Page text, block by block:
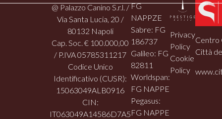
@ Palazzo Canino S.r.l. /
Via Santa Lucia, 20 /
80132 Napoli
Cap. Soc. € 100.000,00
/ P.IVA 05785311217
Codice Unico
Identificativo (CUSR):
15063049ALB0916
CIN:
IT063049A14586D7A5
FG
NAPPZE
Sabre: FG
186737
Galileo: FG
82811
Worldspan:
FG NAPPE
Pegasus:
FG NAPPE
Privacy
Policy
Cookie
Policy
Centro
Città